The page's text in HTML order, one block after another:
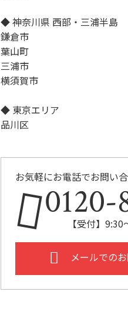
◆ 神奈川県 西部・三浦半島
鎌倉市
葉山町
三浦市
横須賀市
◆ 東京エリア
品川区
お気軽にお電話でお問い
0120-
【受付】
メールでの